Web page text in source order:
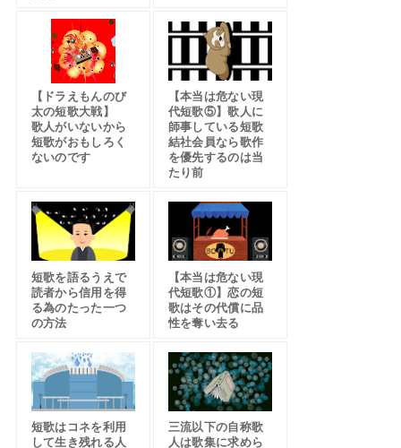
【ドラえもんのび
太の短歌大戦】
歌人がいないから
短歌がおもしろく
ないのです
【本当は危ない現
代短歌⑤】歌人に
師事している短歌
結社会員なら歌作
を優先するのは当
たり前
短歌を語るうえで
読者から信用を得
る為のたった一つ
の方法
【本当は危ない現
代短歌①】恋の短
歌はその代償に品
性を奪い去る
短歌はコネを利用
して生き残れる人
三流以下の自称歌
人は歌集に求めら